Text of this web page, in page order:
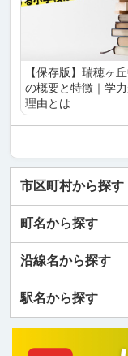
【保存版】瑞穂ヶ
の概要と特徴｜学
理由とは
市区町村から探す
町名から探す
沿線名から探す
駅名から探す